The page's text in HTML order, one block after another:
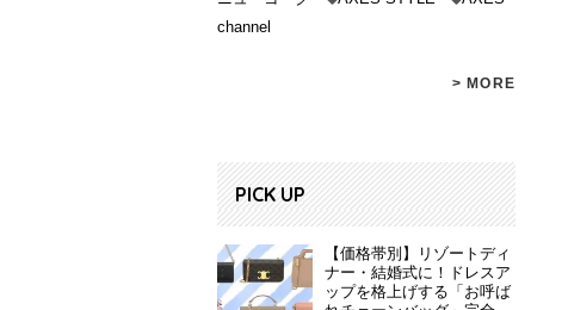
channel
> MORE
PICK UP
【価格帯別】リゾートディ
ナー・結婚式に！ドレスア
ップを格上げする「お呼ば